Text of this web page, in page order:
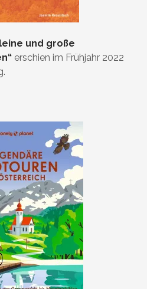
und große
erschien im Frühjahr 2022